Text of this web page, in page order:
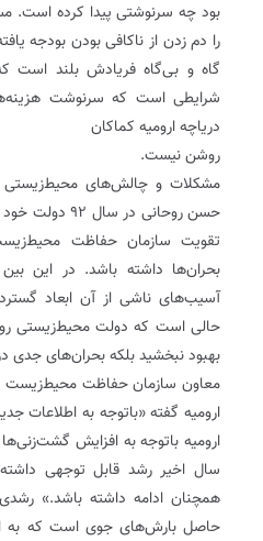
بود چه سرنوشتی پیدا کرده است.
را دم زدن از ناکافی بودن بودجه
گاه و بی‌گاه فریادش بلند است
شرایطی است که سرنوشت
دریاچه ارومیه کماکان
روشن نیست.
مشکلات و چالش‌های
حسن روحانی در
تقویت سازمان حفاظت
بحران‌ها داشته باشد. در این
آسیب‌های ناشی از آن ابعاد
حالی است که دولت محیط‌زیستی
بهبود نبخشید بلکه بحران‌های جدی
معاون سازمان حفاظت محیط‌زیست
ارومیه گفته «باتوجه به اطلاعات
ارومیه باتوجه به افزایش
سال اخیر رشد قابل توجهی
همچنان ادامه داشته باشد.»
حاصل بارش‌های جوی است که به